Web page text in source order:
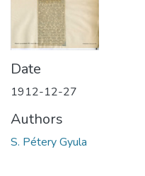
Date
1912-12-27
Authors
S. Pétery Gyula